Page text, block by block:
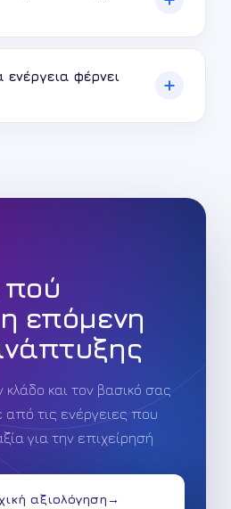
φέρνει
πού
επόμενη
κλάδο και τον βασικό σας
από τις ενέργειες που
για την επιχείρησή
αξιολόγηση→